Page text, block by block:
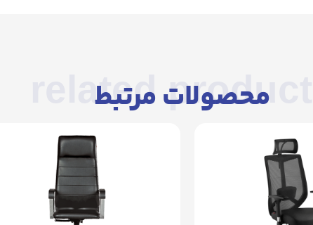
related products
محصولات مرتبط